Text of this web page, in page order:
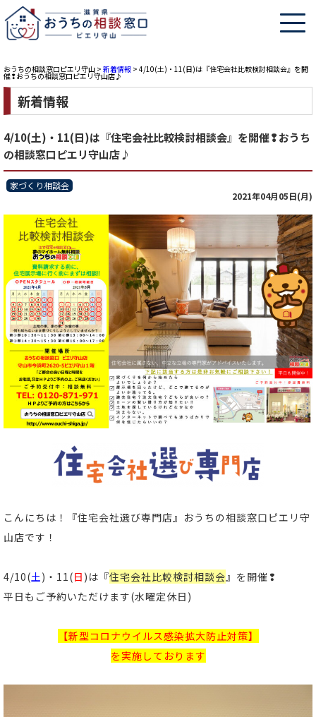
おうちの相談窓口ピエリ守山 > 新着情報 > 4/10(土)・11(日)は『住宅会社比較検討相談会』を開
催❢おうちの相談窓口ピエリ守山店♪
新着情報
4/10(土)・11(日)は『住宅会社比較検討相談会』を開催❢おうち
の相談窓口ピエリ守山店♪
家づくり相談会
2021年04月05日(月)
こんにちは！
『住宅会社選び専門店』おうちの相談窓口ピエリ守
山店です！
4/10(土)・11(日 )は『住宅会社比較検討相談会』を開催❢
平日もご予約いただけます(水曜定休日)
【新型コロナウイルス感染拡大防止対策】
を実施しております